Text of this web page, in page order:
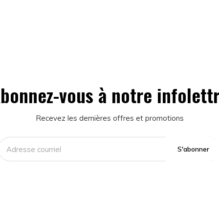
vous à notre
Recevez les dernières offres et promotions
S'abonner